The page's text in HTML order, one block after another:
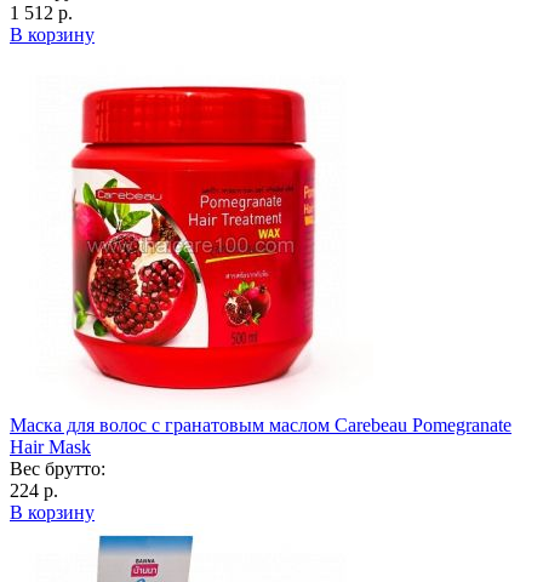
1 512 р.
В корзину
Маска для волос с гранатовым маслом Carebeau Pomegranate
Hair Mask
Вес брутто:
224 р.
В корзину